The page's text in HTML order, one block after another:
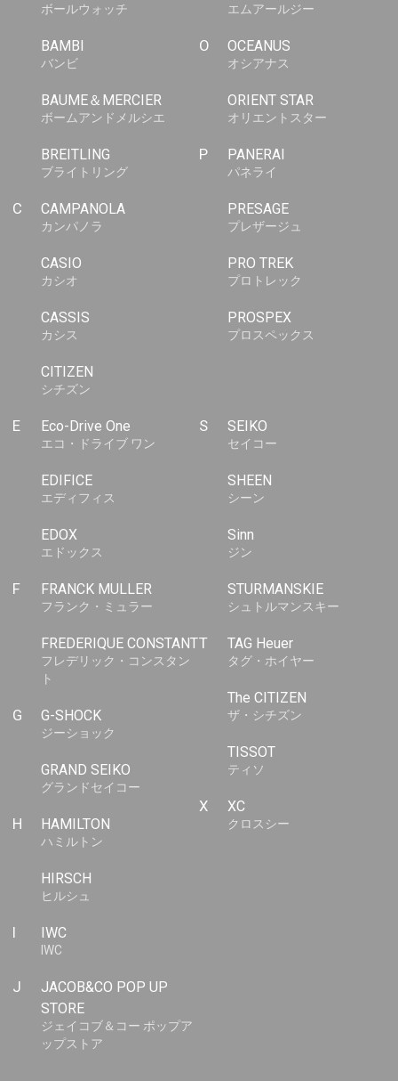
ボールウォッチ
BAMBI
バンビ
BAUME＆MERCIER
ボームアンドメルシエ
BREITLING
ブライトリング
C CAMPANOLA
カンパノラ
CASIO
カシオ
CASSIS
カシス
CITIZEN
シチズン
E Eco-Drive One
エコ・ドライブ ワン
EDIFICE
エディフィス
EDOX
エドックス
F FRANCK MULLER
フランク・ミュラー
FREDERIQUE CONSTANT
フレデリック・コンスタン
ト
G G-SHOCK
ジーショック
GRAND SEIKO
グランドセイコー
H HAMILTON
ハミルトン
HIRSCH
ヒルシュ
I IWC
IWC
J
JACOB&CO POP UP
STORE
ジェイコブ＆コー ポップア
ップストア
エムアールジー
O OCEANUS
オシアナス
ORIENT STAR
オリエントスター
P PANERAI
パネライ
PRESAGE
プレザージュ
PRO TREK
プロトレック
PROSPEX
プロスペックス
S SEIKO
セイコー
SHEEN
シーン
Sinn
ジン
STURMANSKIE
シュトルマンスキー
T TAG Heuer
タグ・ホイヤー
The CITIZEN
ザ・シチズン
TISSOT
ティソ
X XC
クロスシー